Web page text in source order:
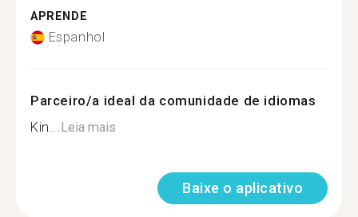
APRENDE
Espanhol
Parceiro/a ideal da comunidade de idiomas
Kin...Leia mais
Baixe o aplicativo